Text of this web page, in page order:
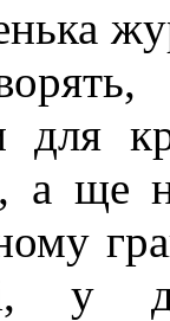
для
а ще
у